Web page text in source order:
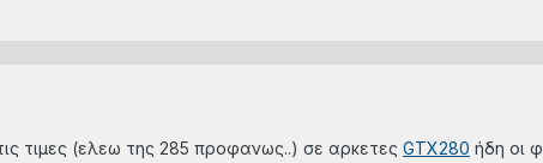
τιμες (ελεω της 285 προφανως..) σε αρκετες GTX280 ήδη οι